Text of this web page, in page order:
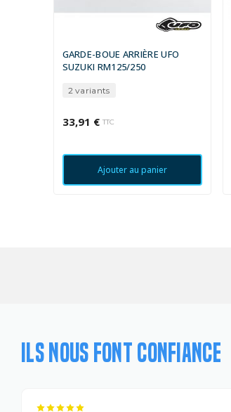
GARDE-BOUE ARRIÈRE UFO
SUZUKI RM125/250
2 variants
33,91 € TTC
Ajouter au panier
ILS NOUS FONT CONFIANCE